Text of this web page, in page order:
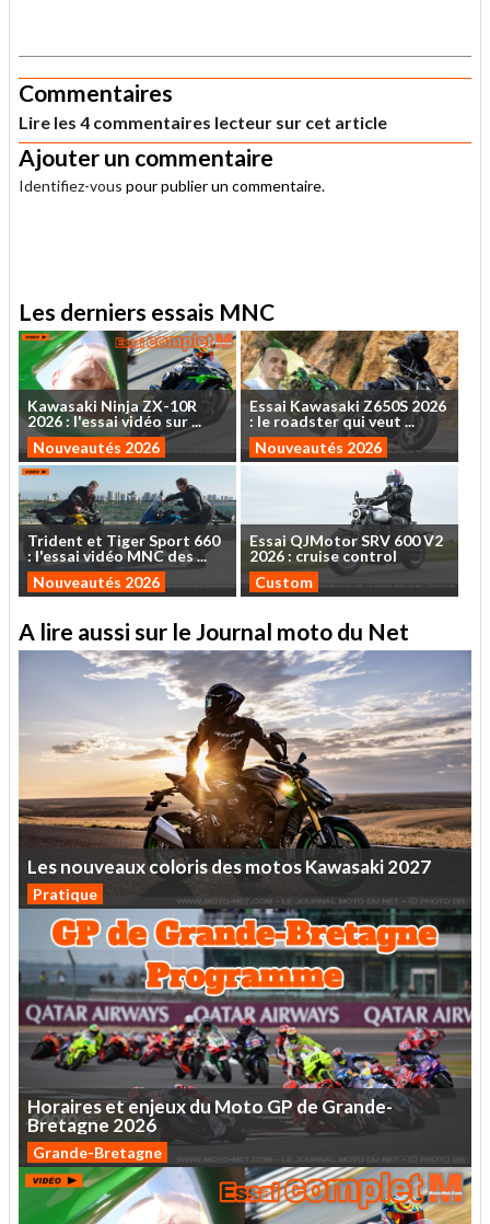
Commentaires
Lire les 4 commentaires lecteur sur cet article
Ajouter un commentaire
Identifiez-vous pour publier un commentaire.
Les derniers essais MNC
Kawasaki NinjaZX-10R
2026: l'essaividéo sur...
Nouveautés 2026
Essai Kawasaki Z650S 2026
: le roadsterquiveut ...
Nouveautés 2026
Trident et TigerSport 660
: l'essaividéo MNCdes...
Nouveautés 2026
EssaiQJMotorSRV 600V2
2026 : cruise control
Custom
A lire aussi sur le Journal moto du Net
LesnouveauxcolorisdesmotosKawasaki2027
Pratique
HorairesetenjeuxduMotoGPdeGrande-
Bretagne 2026
Grande-Bretagne